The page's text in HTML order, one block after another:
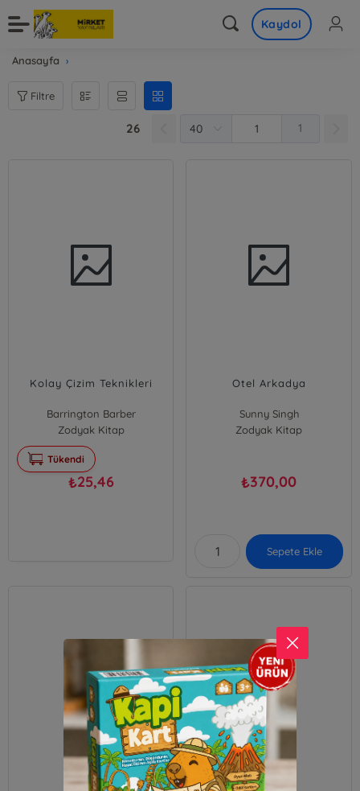
Kaydol
Anasayfa
Filtre
26 1
Kolay Çizim Teknikleri
Barrington Barber
Zodyak Kitap
Tükendi
₺25,46
Otel Arkadya
Sunny Singh
Zodyak Kitap
₺370,00
Sepete Ekle